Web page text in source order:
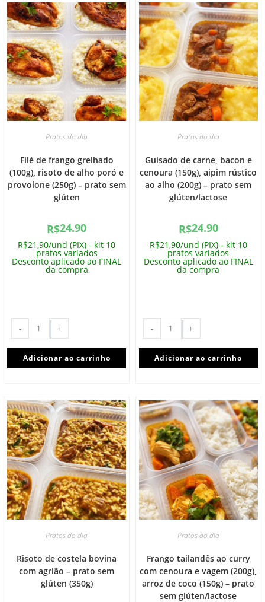
Pratos do dia
Filé de frango grelhado
(100g), risoto de alho poró e
provolone (250g) – prato sem
glúten
R$24.90
R$21,90/und (PIX) - kit 10
pratos variados
Desconto aplicado ao FINAL
da compra
- +
Adicionar ao carrinho
Pratos do dia
Guisado de carne, bacon e
cenoura (150g), aipim rústico
ao alho (200g) – prato sem
glúten/lactose
R$24.90
R$21,90/und (PIX) - kit 10
pratos variados
Desconto aplicado ao FINAL
da compra
- +
Adicionar ao carrinho
Pratos do dia
Risoto de costela bovina
com agrião – prato sem
glúten (350g)
Pratos do dia
Frango tailandês ao curry
com cenoura e vagem (200g),
arroz de coco (150g) – prato
sem glúten/lactose